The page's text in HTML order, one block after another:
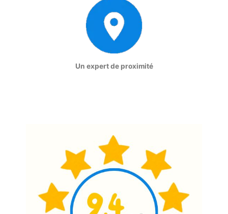
Un expert de proximité